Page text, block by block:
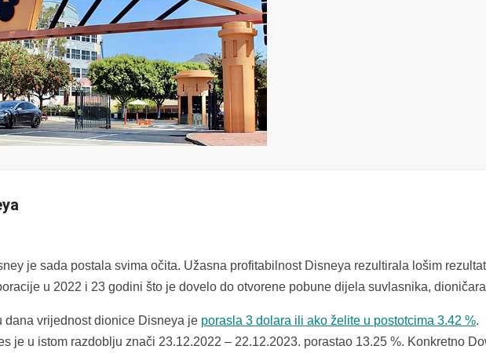
je sada postala svima očita. Užasna profitabilnost Disneya rezultirala lošim
u 2022 i 23 godini što je dovelo do otvorene pobune dijela suvlasnika,
dana vrijednost dionice Disneya je porasla 3 dolara ili ako želite u postotcima 3.42 %.
je u istom razdoblju znači 23.12.2022 – 22.12.2023. porastao 13.25 %. Konkretno